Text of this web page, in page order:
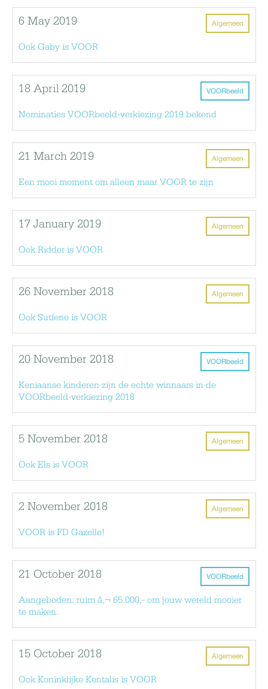
Algemeen
6 May 2019
Ook Gaby is VOOR
VOORbeeld
18 April 2019
Nominaties VOORbeeld-verkiezing 2019 bekend
Algemeen
21 March 2019
Een mooi moment om alleen maar VOOR te zijn
Algemeen
17 January 2019
Ook Ridder is VOOR
Algemeen
26 November 2018
Ook Sutfene is VOOR
VOORbeeld
20 November 2018
Keniaanse kinderen zijn de echte winnaars in de
VOORbeeld-verkiezing 2018
Algemeen
5 November 2018
Ook Els is VOOR
Algemeen
2 November 2018
VOOR is FD Gazelle!
VOORbeeld
21 October 2018
Aangeboden: ruim â‚¬ 65.000,- om jouw wereld mooier
te maken.
Algemeen
15 October 2018
Ook Koninklijke Kentalis is VOOR